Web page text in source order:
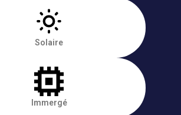
Solaire
Immergé